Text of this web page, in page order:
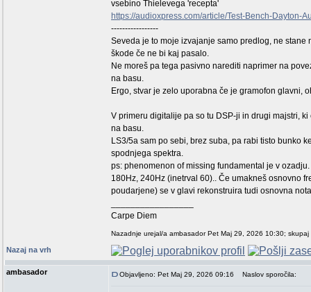
vsebino Thielevega 'recepta'
https://audioxpress.com/article/Test-Bench-
-----------------
Seveda je to moje izvajanje samo predlog, ne
škode če ne bi kaj pasalo.
Ne moreš pa tega pasivno narediti naprimer na
na basu.
Ergo, stvar je zelo uporabna če je gramofon glavni,
V primeru digitalije pa so tu DSP-ji in drugi majstri,
na basu.
LS3/5a sam po sebi, brez suba, pa rabi tisto bunko
spodnjega spektra.
ps: phenomenon of missing fundamental je v
180Hz, 240Hz (inetrval 60).. Če umakneš osnovno
poudarjene) se v glavi rekonstruira tudi osnovna
Carpe Diem
Nazadnje urejal/a ambasador Pet Maj 29, 2026 10:30;
Nazaj na vrh
ambasador Objavljeno: Pet Maj 29, 2026 09:16 Naslov sporočila: